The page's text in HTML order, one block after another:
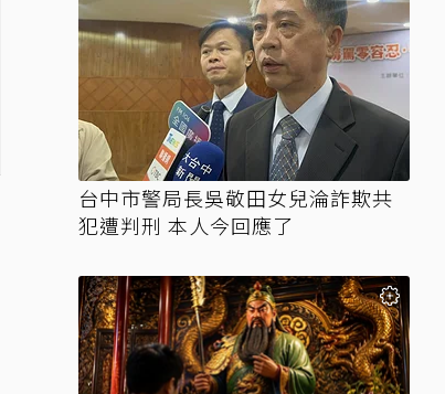
台中市警局長吳敬田女兒淪詐欺共
犯遭判刑 本人今回應了